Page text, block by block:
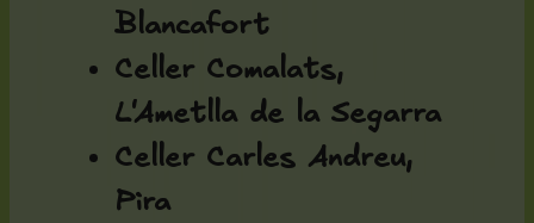
Blancafort
Celler Comalats,
L'Ametlla de la Segarra
Celler Carles Andreu,
Pira